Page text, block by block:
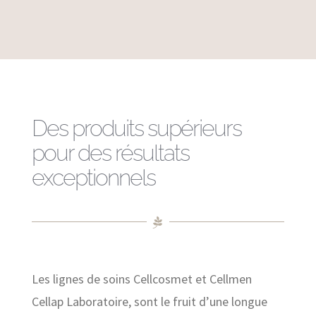
Des produits supérieurs
pour des résultats
exceptionnels
Les lignes de soins Cellcosmet et Cellmen
Cellap Laboratoire, sont le fruit d’une longue